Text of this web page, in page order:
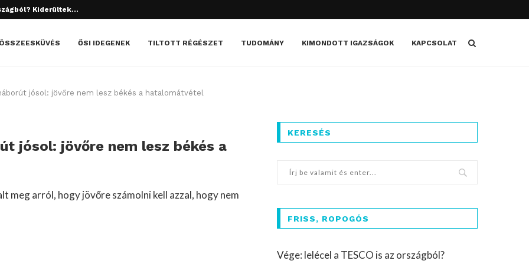
el? Döbbenetes dolgok derültek ki!
ŐSI IDEGENEK TILTOTT RÉGÉSZET TUDOMÁNY KIMONDOTT IGAZSÁGOK KAPCSOLAT
jósol: jövőre nem lesz békés a hatalomátvétel
jósol: jövőre nem lesz békés a
meg arról, hogy jövőre számolni kell azzal, hogy nem
KERESÉS
FRISS, ROPOGÓS
Vége: lelécel a TESCO is az országból?